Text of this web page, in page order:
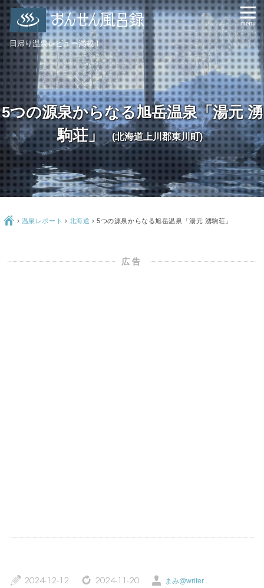
日帰り温泉レビュー満載！
5つの源泉からなる旭岳温泉「湯元 湧
駒荘」
(北海道上川郡東川町)
Ç › 温泉レポート › 北海道 ›5つの源泉からなる旭岳温泉「湯元 湧駒荘」
a 2024-12-12 z 2024-11-20 Ü まみ@writer